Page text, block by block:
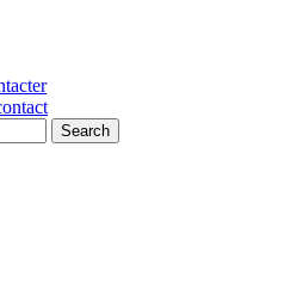
Search